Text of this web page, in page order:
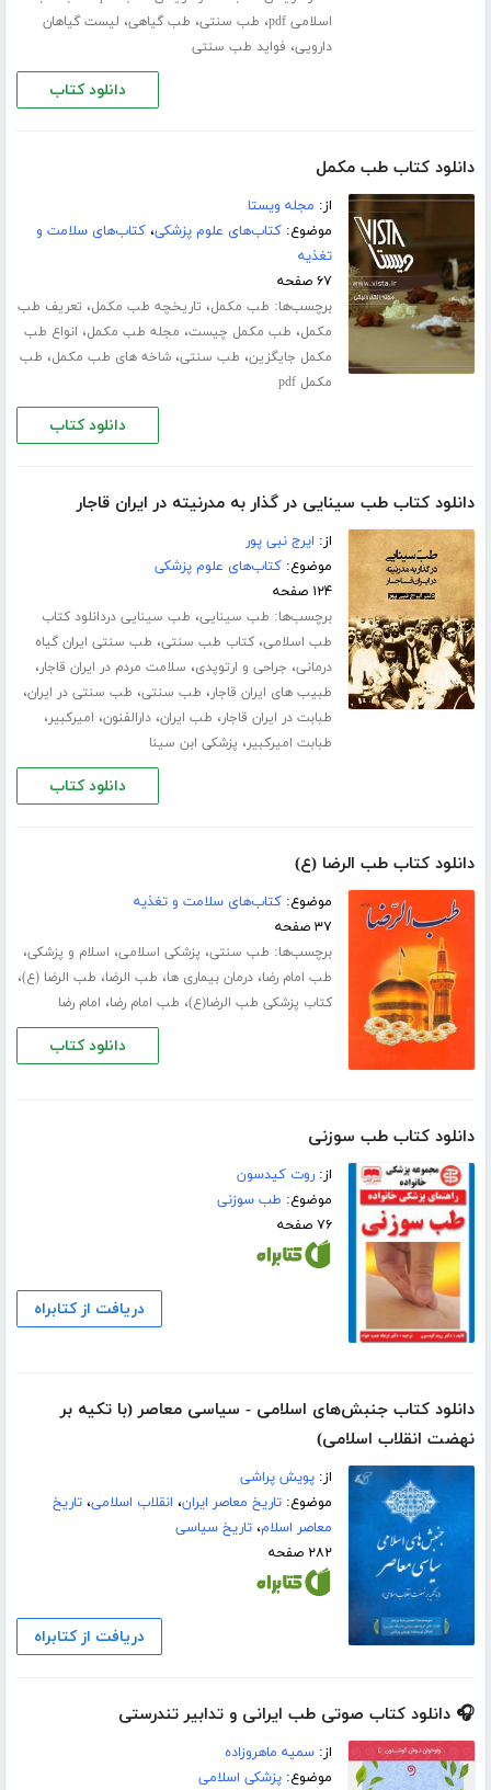
اسلامی pdf
، طب سنتی، طب گیاهی، لیست گیاهان
دارویی، فواید طب سنتی
دانلود کتاب
دانلود کتاب طب مکمل
از: مجله ویستا
موضوع:کتاب‌های علوم پزشکی،کتاب‌های سلامت و
تغذیه
۶۷ صفحه
برچسب‌ها: طب مکمل، تاریخچه طب مکمل، تعریف طب
مکمل، طب مکمل چیست، مجله طب مکمل، انواع طب
مکمل جایگزین، طب سنتی،شاخه های طب مکمل، طب
مکمل pdf
دانلود کتاب
دانلود کتاب طب سینایی در گذار به مدرنیته در ایران قاجار
از: ایرج نبی پور
موضوع:کتاب‌های علوم پزشکی
۱۲۴ صفحه
برچسب‌ها: طب سینایی، طب سینایی دردانلود کتاب
طب اسلامی،کتاب طب سنتی، طب سنتی ایران گیاه
درمانی، جراحی و ارتوپدی، سلامت مردم در ایران قاجار،
طبیب های ایران قاجار، طب سنتی، طب سنتی در ایران،
طبابت در ایران قاجار، طب ایران،دارالفنون، امیرکبیر،
طبابت امیرکبیر، پزشکی ابن سینا
دانلود کتاب
دانلود کتاب طب الرضا (ع)
موضوع:کتاب‌های سلامت و تغذیه
۳۷ صفحه
برچسب‌ها: طب سنتی، پزشکی اسلامی، اسلام و پزشکی،
طب امام رضا،درمان بیماری ها، طب الرضا، طب الرضا (ع)،
کتاب پزشکی طب الرضا(ع)، طب امام رضا، امام رضا
دانلود کتاب
دانلود کتاب طب سوزنی
از:روت کیدسون
موضوع: طب سوزنی
۷۶ صفحه
دریافت از کتابراه
دانلود کتاب جنبش‌های اسلامی - سیاسی معاصر (با تکیه بر
نهضت انقلاب اسلامی)
از:پویش پراشی
موضوع:تاریخ معاصر ایران، انقلاب اسلامی،تاریخ
معاصر اسلام،تاریخ سیاسی
۲۸۲ صفحه
دریافت از کتابراه
🎧 دانلود کتاب صوتی طب ایرانی و تدابیر تندرستی
از:سمیه ماهروزاده
موضوع:پزشکی اسلامی